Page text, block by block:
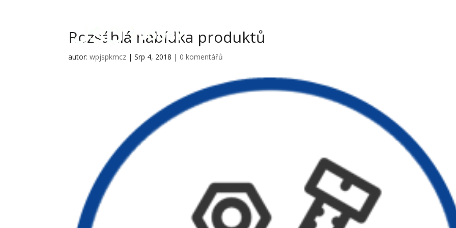
Rozsáhlá nabídka produktů
autor:wpjspkmcz |Srp 4, 2018 | 0 komentářů